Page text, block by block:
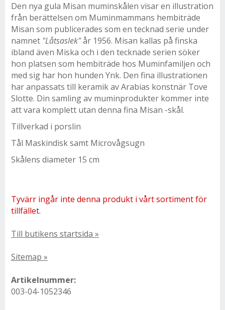
Den nya gula Misan muminskålen visar en illustration
från berättelsen om Muminmammans hembiträde
Misan som publicerades som en tecknad serie under
namnet "Låtsaslek"år 1956. Misan kallas på finska
ibland även Miska och i den tecknade serien söker
hon platsen som hembiträde hos Muminfamiljen och
med sig har hon hunden Ynk. Den fina illustrationen
har anpassats till keramik av Arabias konstnär Tove
Slotte. Din samling av muminprodukter kommer inte
att vara komplett utan denna fina Misan -skål.
Tillverkad i porslin
Tål Maskindisk samt Microvågsugn
Skålens diameter 15 cm
Tyvärr ingår inte denna produkt i vårt sortiment för
tillfället.
Till butikens startsida »
Sitemap »
Artikelnummer:
003-04-1052346